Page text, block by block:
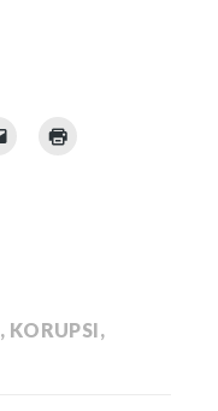
, KORUPSI,